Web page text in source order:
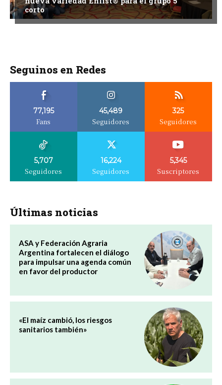
corto
Seguinos en Redes
77,195
Fans
45,489
Seguidores
325
Seguidores
5,707
Seguidores
16,224
Seguidores
5,345
Suscriptores
Últimas noticias
ASA y Federación Agraria
Argentina fortalecen el diálogo
para impulsar una agenda común
en favor del productor
«El maíz cambió, los riesgos
sanitarios también»